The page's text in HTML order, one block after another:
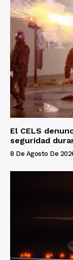
El CELS
seguridad
8 De Agosto De